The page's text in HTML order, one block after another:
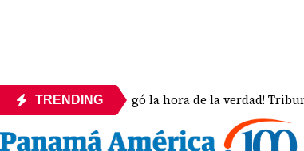
TRENDING
¡Llegó la hora de la verdad! Tribunal